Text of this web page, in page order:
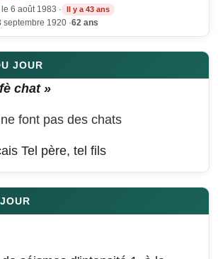
6 août 1983 · Il y a 43 ans
septembre 1920 ·62 ans
JOUR
chat »
font pas des chats
Tel père, tel fils